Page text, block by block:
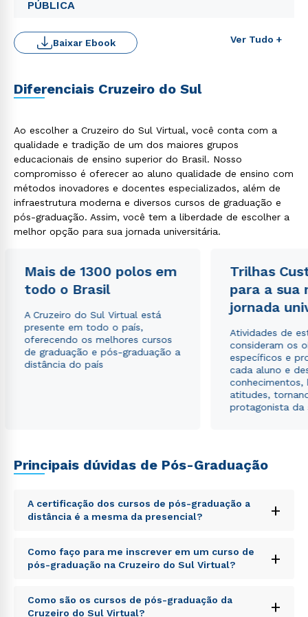
PÚBLICA
Ver Tudo +
Baixar Ebook
Diferenciais Cruzeiro do Sul
Ao escolher a Cruzeiro do Sul Virtual, você conta com a
qualidade e tradição de um dos maiores grupos
educacionais de ensino superior do Brasil. Nosso
compromisso é oferecer ao aluno qualidade de ensino com
métodos inovadores e docentes especializados, além de
infraestrutura moderna e diversos cursos de graduação e
pós-graduação. Assim, você tem a liberdade de escolher a
melhor opção para sua jornada universitária.
Mais de 1300 polos em
todo o Brasil
A Cruzeiro do Sul Virtual está
presente em todo o país,
oferecendo os melhores cursos
de graduação e pós-graduação a
distância do país
Trilhas
para a sua
jornada
Atividades de
consideram os
específicos e
cada aluno e
conhecimentos,
atitudes,
protagonista da
Principais dúvidas de Pós-Graduação
A certificação dos cursos de pós-graduação a
distância é a mesma da presencial?
+
Sed ut perspiciatis unde omnis iste natus error sit
voluptatem accusantium doloremque laudantium,
totam rem aperiam, eaque ipsa quae ab illo inventore
explicabo. Nemo enim ipsam voluptatem quia
voluptas sit aspernatur aut odit aut fugit, sed quia
Como faço para me inscrever em um curso de
pós-graduação na Cruzeiro do Sul Virtual?
+
Sed ut perspiciatis unde omnis iste natus error sit
voluptatem accusantium doloremque laudantium,
Como são os cursos de pós-graduação da
Cruzeiro do Sul Virtual?
+
ou
envio de conteúdos da Cruzeiro do Sul.